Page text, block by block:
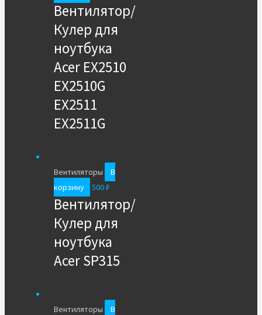
Вентилятор/
Кулер для
ноутбука
Acer EX2510
EX2510G
EX2511
EX2511G
Вентиляторы
В
корзину
500₽
Вентилятор/
Кулер для
ноутбука
Acer SP315
Вентиляторы
В